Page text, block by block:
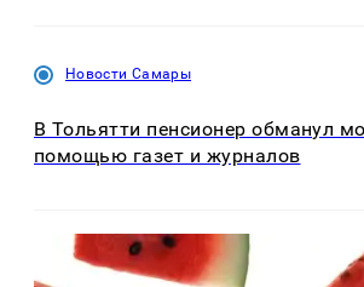
Новости Самары
В Тольятти пенсионер обманул
помощью газет и журналов